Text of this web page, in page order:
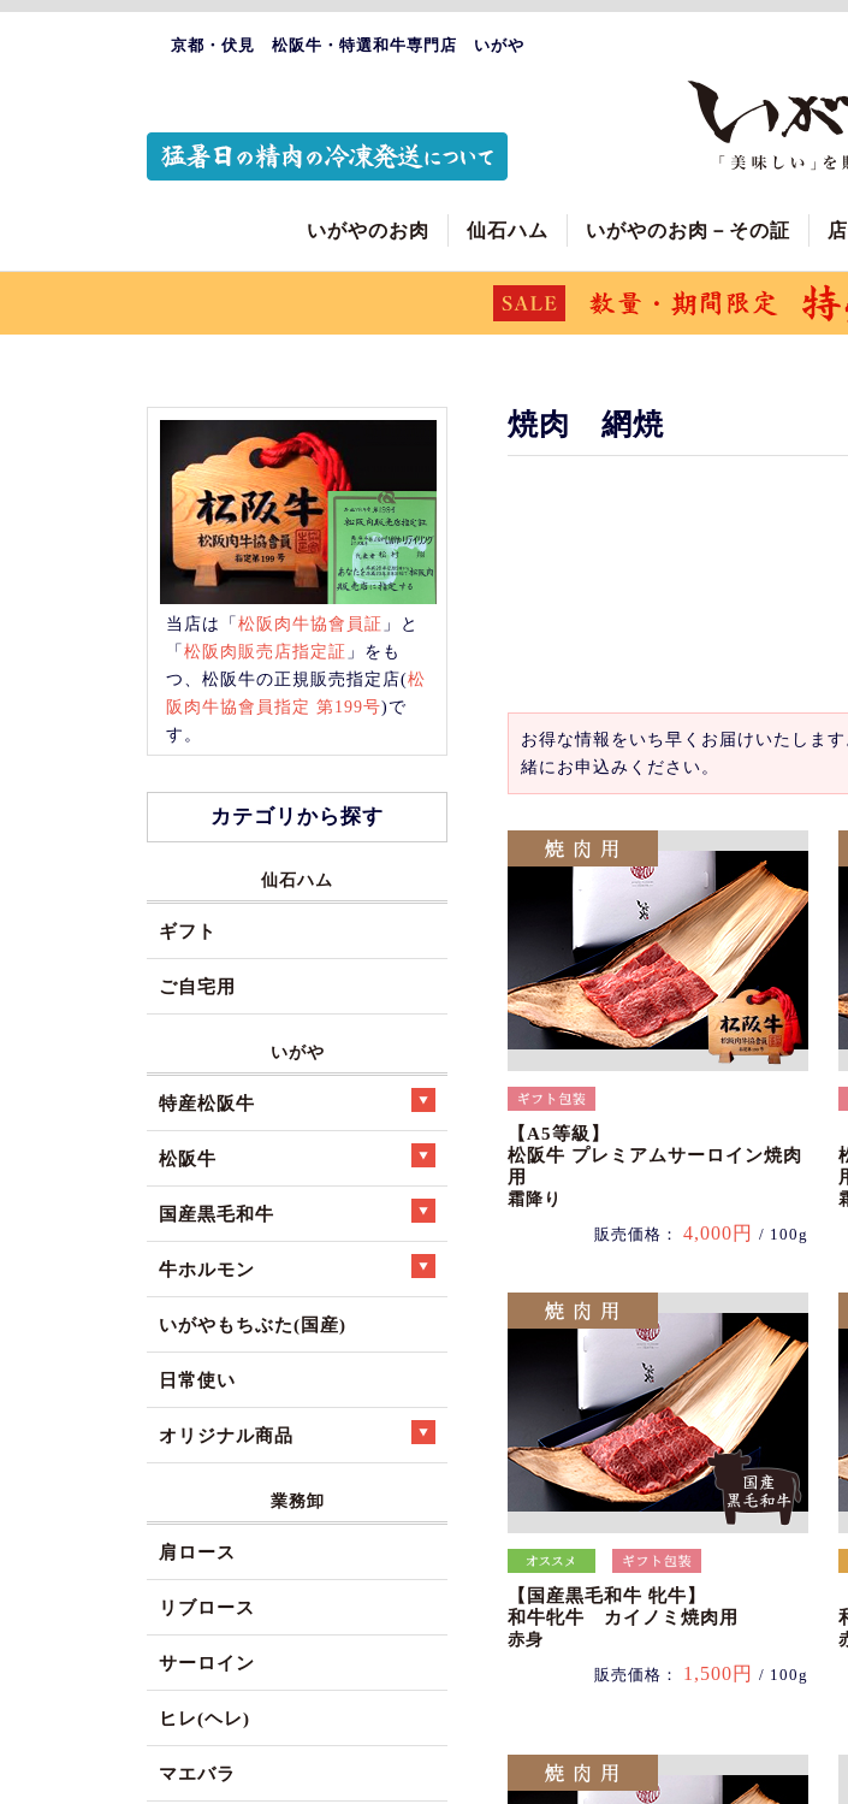
京都・伏見 松阪牛・特選和牛専門店 いがや
いがやのお肉 仙石ハム いがやのお肉－その証
焼肉 網焼
お得な情報をいち早くお届けいたしま
緒にお申込みください。
【A5等級】
松阪牛 プレミアムサーロイン焼肉
用
霜降り
販売価格： 4,000円 / 100g
【国産黒毛和牛 牝牛】
和牛牝牛 カイノミ焼肉用
赤身
販売価格： 1,500円 / 100g
当店は「松阪肉牛協會員証 」と
「松阪肉販売店指定証 」をも
つ、松阪牛の正規販売指定店(松
阪肉牛協會員指定 第199号)で
す。
カテゴリから探す
仙石ハム
ギフト
ご自宅用
いがや
特産松阪牛
松阪牛
国産黒毛和牛
牛ホルモン
いがやもちぶた(国産)
日常使い
オリジナル商品
業務卸
肩ロース
リブロース
サーロイン
ヒレ(ヘレ)
マエバラ